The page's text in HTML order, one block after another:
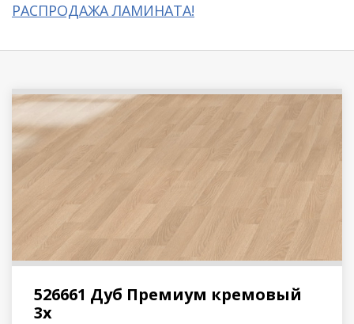
РАСПРОДАЖА ЛАМИНАТА!
526661 Дуб Премиум кремовый
3х